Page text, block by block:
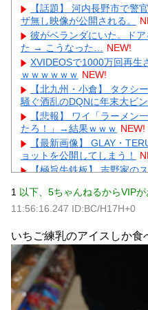
【話題】 河内長野市で警
ザ無し映像が公開される。
彼がベランダにいた。ド
た → こうなった…
NEW!
XVIDEOSで1000万回再生
ｗｗｗｗｗｗ NEW!
【北九州・小倉】 タクシ
騒ぐ酒乱のDQNに年末大ビン
【悲報】 ワイ「ラーメン
たろ！」→結果ｗｗｗ NEW!
【最新画像】 GLAY・
ョットを公開してしまう！
【極旨牛鉄板】 吉野家の
【復讐】 絶対に「植えて
た→20年経って見に行くと…
同僚の美人に土下座して必
NEW!
【物議】小原ブラス『若
アラフォー本音噴出ｗｗｗ
【物議】長瀬智也の“スネ
→まさかのオチにｗｗｗ
1 以下、5ちゃんねるからVIP
11:56:16.247 ID:BC/H17H+0
いちご練乳のアイスしか食